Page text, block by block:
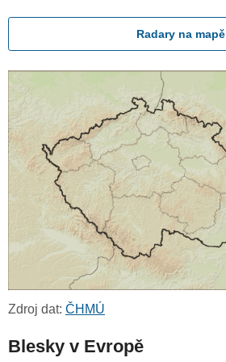
Radary na mapě
Zdroj dat: ČHMÚ
Blesky v Evropě